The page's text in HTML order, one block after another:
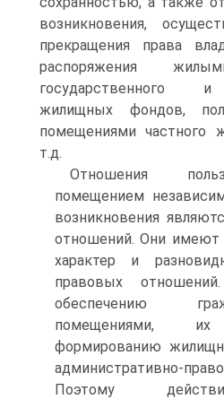
возникновения,
прекращения права
распоряжения
государственного и
жилищных фондов,
помещениями частного
т.д.
Отношения
помещением
возникновения
отношений. Они имеют
характер и
правовых
обеспечению
помещениями, их
формированию
административно-
Поэтому